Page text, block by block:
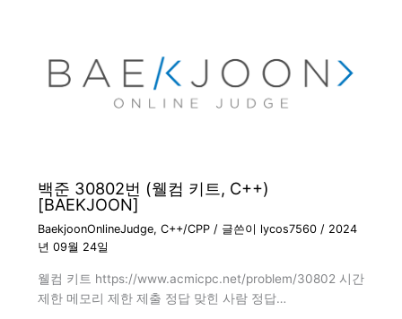
백준 30802번 (웰컴 키트, C++)
[BAEKJOON]
BaekjoonOnlineJudge, C++/CPP/ 글쓴이 lycos7560 / 2024
년 09월 24일
웰컴 키트 https://www.acmicpc.net/problem/30802 시간
제한 메모리 제한 제출 정답 맞힌 사람 정답…